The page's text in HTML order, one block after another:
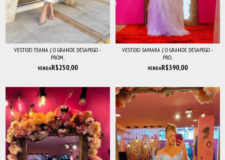
VESTIDO TEANA ( O GRANDE DESAPEGO -
PROM...
VENDAR$250,00
VESTIDO SAMARA ( O GRANDE DESAPEGO -
PRO...
VENDAR$390,00